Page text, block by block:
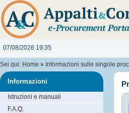
07/08/2026 19:35
Sei qui: Home » Informazioni sulle singole
Informazioni
Istruzioni e manuali
F.A.Q.